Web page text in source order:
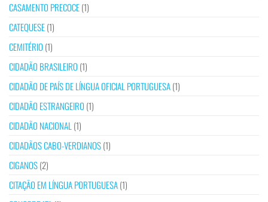
CASAMENTO PRECOCE(1)
CATEQUESE(1)
CEMITÉRIO (1)
CIDADÃO BRASILEIRO (1)
CIDADÃO DE PAÍS DE LÍNGUA OFICIAL PORTUGUESA(1)
CIDADÃO ESTRANGEIRO (1)
CIDADÃO NACIONAL (1)
CIDADÃOS CABO-VERDIANOS(1)
CIGANOS(2)
CITAÇÃO EM LÍNGUA PORTUGUESA(1)